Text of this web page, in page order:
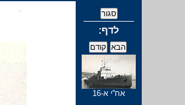
:לדף
אח''י א-16